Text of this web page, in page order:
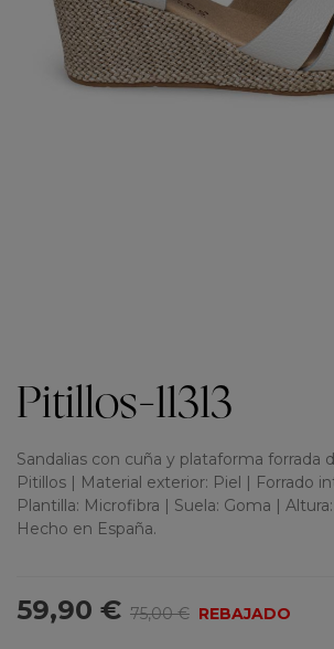
Pitillos-11313
Sandalias con cuña y plataforma forrada
Pitillos | Material exterior: Piel | Forrado
Plantilla: Microfibra | Suela: Goma |
Hecho en España.
59,90 € 75,00 € REBAJADO